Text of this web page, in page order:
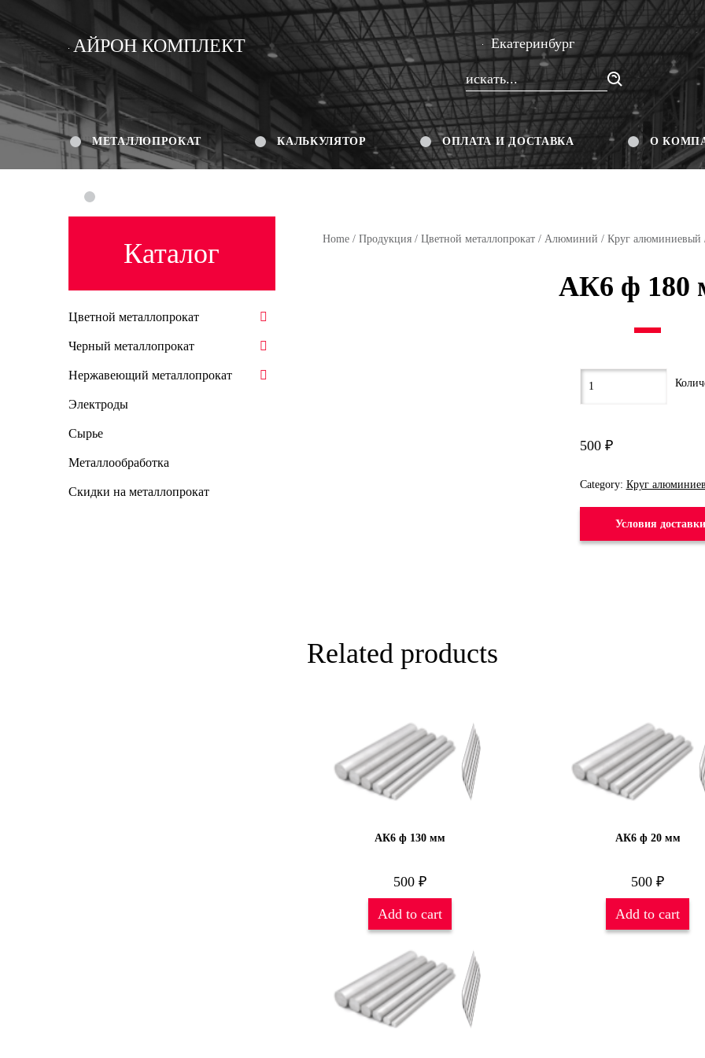
АЙРОН КОМПЛЕКТ Екатеринбург
МЕТАЛЛОПРОКАТ КАЛЬКУЛЯТОР ОПЛАТА И ДОСТАВКА О
Home/ Продукция/ Цветной металлопрокат/ Алюминий / Круг алюминиевый
АК6 ф 180
500 ₽
Category: Круг
Условия доставки
Related products
АК6 ф 130 мм
500 ₽
Add to cart
АК6 ф 20 мм
500₽
Add to cart
Каталог
Цветной металлопрокат
Черный металлопрокат
Нержавеющий металлопрокат
Электроды
Сырье
Металлообработка
Скидки на металлопрокат